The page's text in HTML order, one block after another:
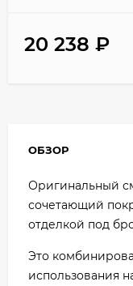
20 238 ₽
ОБЗОР
Оригинальный
сочетающий
отделкой под
Это
использования